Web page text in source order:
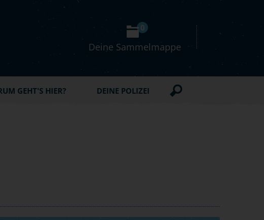
Deine Sammelmappe
0
GEHT'S HIER? DEINE POLIZEI